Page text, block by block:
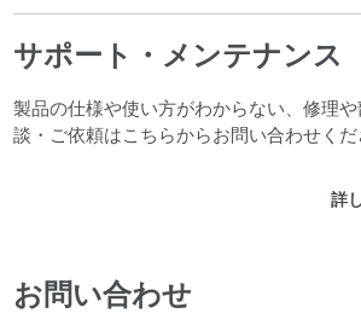
サポート・メンテナンス
製品の仕様や使い方がわからない、修理
談・ご依頼はこちらからお問い合わせくだ
詳
お問い合わせ